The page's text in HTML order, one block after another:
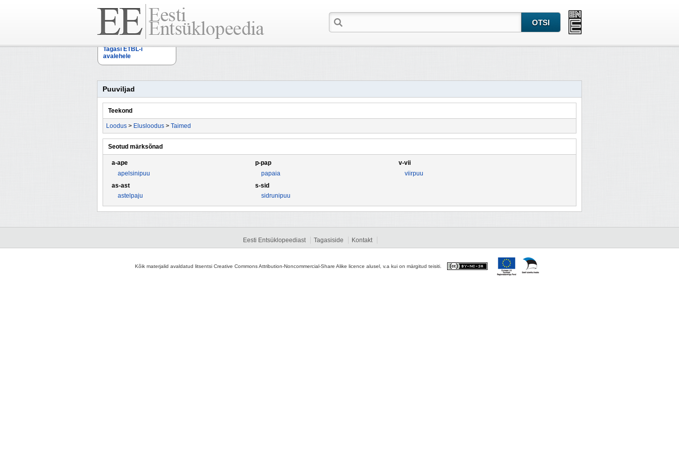
Tagasi ETBL-i
avalehele
Puuviljad
Teekond
Loodus > Elusloodus > Taimed
Seotud märksõnad
a-ape
apelsinipuu
as-ast
astelpaju
p-pap
papaia
s-sid
sidrunipuu
v-vii
viirpuu
Eesti Entsüklopeediast Tagasiside Kontakt
Kõik materjalid avaldatud litsentsi Creative Commons Attribution-Noncommercial-Share Alike licence alusel, v.a kui on märgitud teisiti.